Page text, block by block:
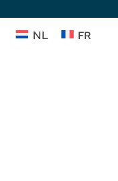
NL FR